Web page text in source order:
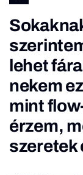
lehet
nekem
mint
érzem,
szeretek